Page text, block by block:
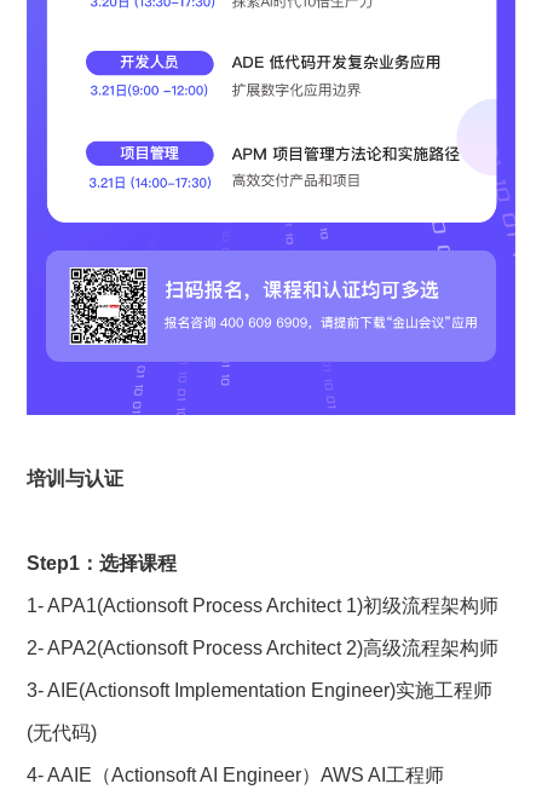
培训与认证
Step1：选择课程
1- APA1(Actionsoft Process Architect 1)初级流程架构师
2- APA2(Actionsoft Process Architect 2)高级流程架构师
3- AIE(Actionsoft Implementation Engineer)实施工程师
(无代码)
4- AAIE（Actionsoft AI Engineer）AWS AI工程师